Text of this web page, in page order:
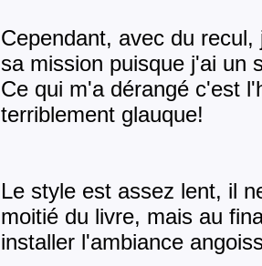
Cependant, avec du
sa mission puisque j'ai un
Ce qui m'a dérangé c'est
terriblement glauque!
Le style est assez lent, il
moitié du livre, mais au
installer l'ambiance